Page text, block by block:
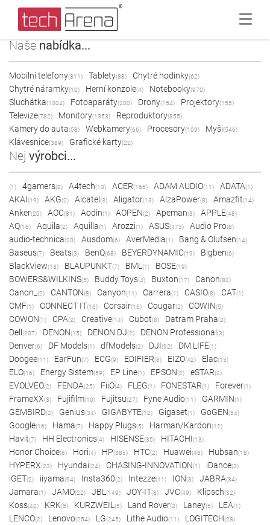
Naše nabídka...
Mobilní telefony(311) Tablety(88) Chytré hodinky(62)
Chytré náramky(10) Herní konzole(4) Notebooky(970)
Sluchátka(1004) Fotoaparáty(200) Drony(154) Projektory(155)
Televize(782) Monitory(1353) Reproduktory(855)
Kamery do auta(58) Webkamery(66) Procesory(109) Myši(546)
Klávesnice(389) Grafické karty(22)
Nej výrobci...
(1) 4gamers(8) A4tech(10) ACER(166) ADAM AUDIO(11) ADATA(1)
AKAI(19) AKG(2) Alcatel (3) Aligator(13) AlzaPower(8) Amazfit(14)
Anker(20) AOC(81) Aodin(1) AOPEN(2) Apeman(3) APPLE(48)
AQ(16) Aquila(2) Aquilla(1) Arozzi(1) ASUS(473) Audio Pro(8)
audio-technica(20) Ausdom(6) AverMedia(1) Bang & Olufsen(14)
Baseus(7) Beats(3) BenQ(68) BEYERDYNAMIC(19) Bigben(6)
BlackView(13) BLAUPUNKT(7) BML (1) BOSE(19)
BOWERS&WILKINS(5) Buddy Toys(4) Buxton(17) Canon(82)
Canon_ (2) CANTON(8) Canyon(11) Carrera(1) CASIO(8) CAT(1)
CMF(1) CONNECT IT(16) Corsair(16) Cougar(2) COWIN(5)
COWON(1) CPA(2) Creative(14) Cubot(8) Datram Praha(2)
Dell (207) DENON(15) DENON DJ(2) DENON Professional (3)
Denver(6) DF Models(1) dfModels(2) DJI(92) DM.LIFE(1)
Doogee(11) EarFun(7) ECG(9) EDIFIER(8) EIZO(42) Elac(15)
ELO(16) Energy Sistem(59) EP Line(1) EPSON(2) eSTAR(2)
EVOLVEO(2) FENDA(25) FiiO(4) FLEG(1) FONESTAR(1) Forever(1)
FrameXX(3) Fujifilm(10) Fujitsu(27) Fyne Audio(11) GARMIN(1)
GEMBIRD(2) Genius(34) GIGABYTE(12) Gigaset(1) GoGEN(54)
Google(16) Hama(7) Happy Plugs(5) Harman/Kardon(12)
Havit(7) HH Electronics(4) HISENSE(35) HITACHI(13)
Honor Choice(6) Hori(4) HP(385) HTC(2) Huawei(48) Hubsan(18)
HYPERX(23) Hyundai(24) CHASING-INNOVATION(1) iDance(3)
iGET(2) iiyama(94) Insta360(2) Intezze(11) ION(3) JABRA(34)
Jamara(1) JAMO(22) JBL (149) JOY-IT(3) JVC(49) Klipsch(32)
Koss(42) KRK(5) KURZWEIL (5) Land Rover(2) Laney(6) LEA(1)
LENCO(2) Lenovo(254) LG(245) Lithe Audio(11) LOGITECH(28)